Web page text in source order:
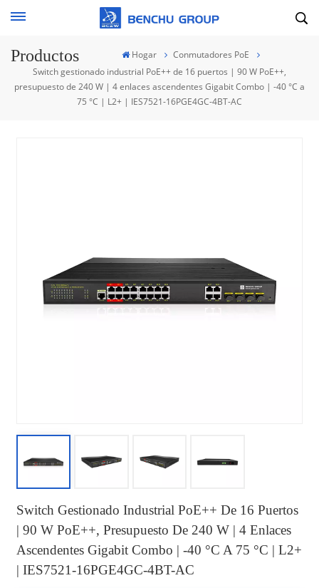
Productos Hogar
Conmutadores PoE
Switch gestionado industrial PoE++ de 16 puertos | 90 W PoE++,
presupuesto de 240 W | 4 enlaces ascendentes Gigabit Combo | -40 °C a
75 °C | L2+ | IES7521-16PGE4GC-4BT-AC
Switch Gestionado Industrial PoE++ De 16 Puertos
| 90 W PoE++, Presupuesto De 240 W | 4 Enlaces
Ascendentes Gigabit Combo | -40 °C A 75 °C | L2+
| IES7521-16PGE4GC-4BT-AC